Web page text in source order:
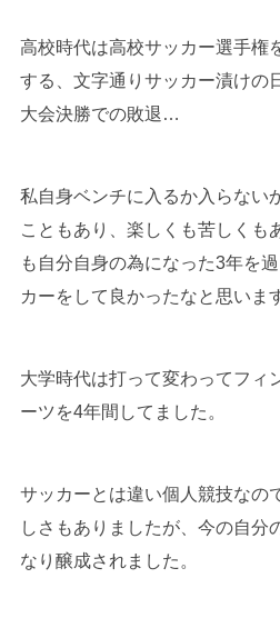
高校時代は高校サッカー選手権
する、文字通りサッカー漬けの
大会決勝での敗退…
私自身ベンチに入るか入らない
こともあり、楽しくも苦しくも
も自分自身の為になった3年を
カーをして良かったなと思いま
大学時代は打って変わってフィ
ーツを4年間してました。
サッカーとは違い個人競技なの
しさもありましたが、今の自分
なり醸成されました。